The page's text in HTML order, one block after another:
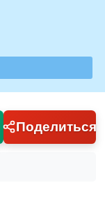
Поделиться